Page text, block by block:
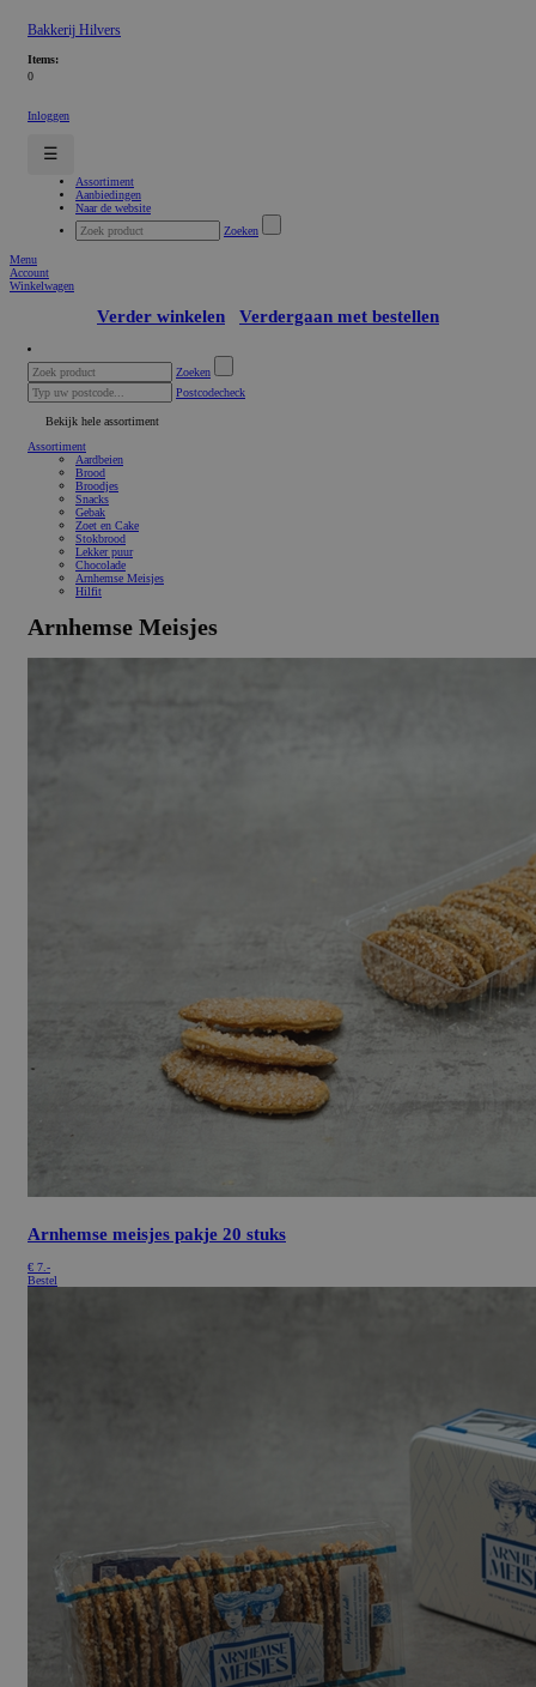
Bakkerij Hilvers
Items:
0
Inloggen
☰
Assortiment
Aanbiedingen
Naar de website
Zoeken
Menu
Account
Winkelwagen
Verder winkelen Verdergaan met bestellen
Zoeken
Postcodecheck
Bekijk hele assortiment
Assortiment
Aardbeien
Brood
Broodjes
Snacks
Gebak
Zoet en Cake
Stokbrood
Lekker puur
Chocolade
Arnhemse Meisjes
Hilfit
Arnhemse Meisjes
Arnhemse meisjes pakje 20 stuks
€ 7.-
Bestel